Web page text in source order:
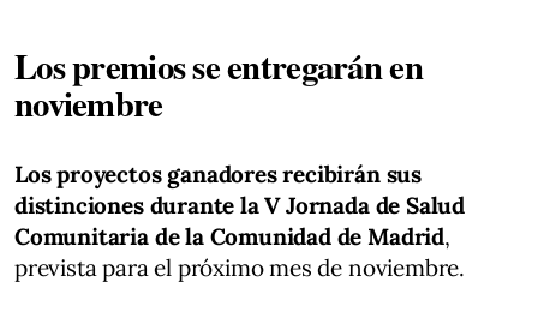
Los premios se entregarán en
noviembre
Los proyectos ganadores recibirán sus
distinciones durante la V Jornada de Salud
Comunitaria de la Comunidad de Madrid,
prevista para el próximo mes de noviembre.